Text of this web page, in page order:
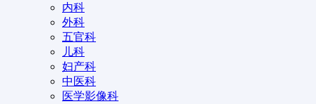
内科
外科
五官科
儿科
妇产科
中医科
医学影像科